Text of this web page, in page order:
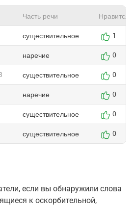
Часть речи Нравится
существительное 1
наречие 0
существительное 0
наречие 0
существительное 0
существительное 0
если вы обнаружили слова
к оскорбительной,